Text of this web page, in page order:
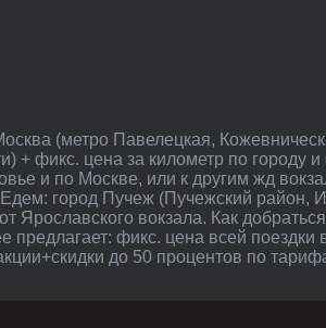
+ фикс. цена за километр по городу
и по Москве, или к другим жд
Едем: город Пучеж (Пучежский район,
Ярославского вокзала. Как
предлагает: фикс. цена всей
до 50 процентов по